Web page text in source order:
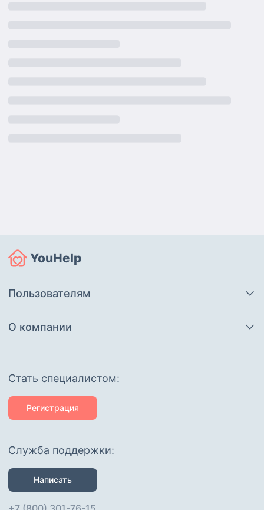
YouHelp
Пользователям
О компании
Cтать специалистом:
Регистрация
Служба поддержки:
Написать